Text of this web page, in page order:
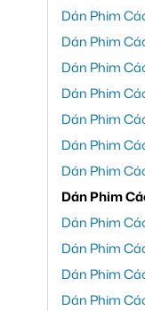
Dán Phim
Dán Phim
Dán Phim
Dán Phim
Dán Phim
Dán Phim
Dán Phim
Dán Phim
Dán Phim
Dán Phim
Dán Phim
Dán Phim